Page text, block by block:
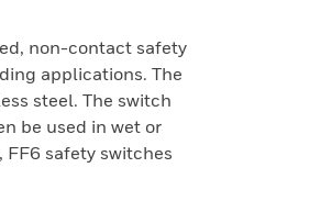
non-contact safety
applications. The
steel. The switch
be used in wet or
safety switches